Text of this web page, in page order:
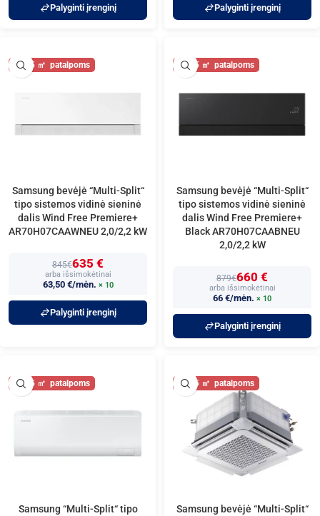
Palyginti įrenginį Palyginti įrenginį
25
Samsung bevėjė “Multi-Split“
tipo sistemos vidinė sieninė
dalis Wind Free Premiere+
AR70H07CAAWNEU 2,0/2,2 kW
845€635 €
arba išsimokėtinai
63,50 €/mėn. × 10
Palyginti įrenginį
25
Samsung bevėjė “Multi-Split“
tipo sistemos vidinė sieninė
dalis Wind Free Premiere+
Black AR70H07CAABNEU
2,0/2,2 kW
879€660 €
arba išsimokėtinai
66 €/mėn. × 10
Palyginti įrenginį
25
Samsung “Multi-Split“ tipo
25
Samsung bevėjė “Multi-Split“